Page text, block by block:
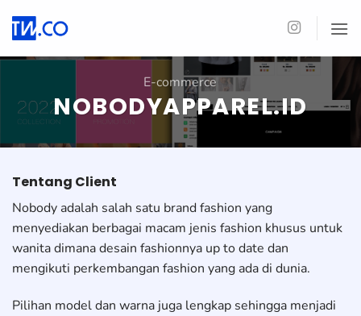
E-commerce
NOBODYAPPAREL.ID
Tentang Client
Nobody adalah salah satu brand fashion yang
menyediakan berbagai macam jenis fashion khusus untuk
wanita dimana desain fashionnya up to date dan
mengikuti perkembangan fashion yang ada di dunia.
Pilihan model dan warna juga lengkap sehingga menjadi